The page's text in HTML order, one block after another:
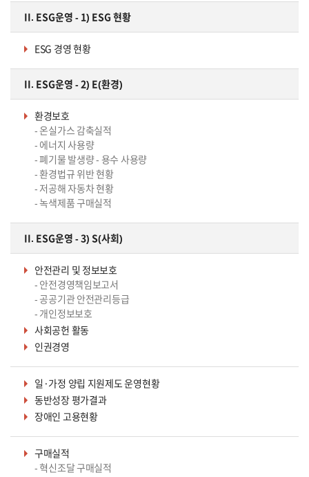
II. ESG운영 - 1) ESG 현황
ESG 경영 현황
II. ESG운영 - 2) E(환경)
환경보호
- 온실가스 감축실적
- 에너지 사용량
- 폐기물 발생량- 용수 사용량
- 환경법규 위반 현황
- 저공해 자동차 현황
- 녹색제품 구매실적
II. ESG운영 - 3) S(사회)
안전관리 및 정보보호
- 안전경영책임보고서
- 공공기관 안전관리등급
- 개인정보보호
사회공헌 활동
인권경영
일·가정 양립 지원제도 운영현황
동반성장 평가결과
장애인 고용현황
구매실적
- 혁신조달 구매실적